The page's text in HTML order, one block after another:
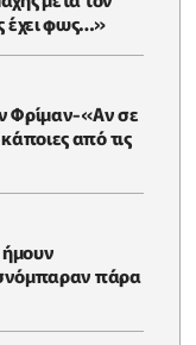
έχει φως…»
Φρίμαν-«Αν σε
από τις
πάρα